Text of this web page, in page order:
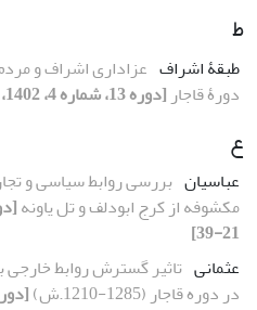
ط
طبقۀ اشراف عزاداری اشراف و
دورۀ قاجار [دوره 13، شماره 4، 1402، صفحه 111-126]
ع
عباسیان بررسی روابط سیاسی و
مکشوفه از کرج ابودلف و تل یاونه
21-39]
عثمانی تاثیر گسترش روابط
در دوره قاجار (1285-1210.ش)